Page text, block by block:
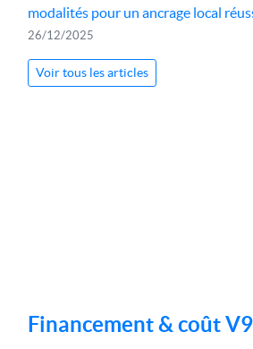
modalités pour un ancrage local
26/12/2025
Voir tous les articles
Financement & coût V9